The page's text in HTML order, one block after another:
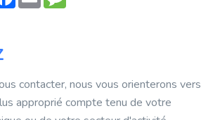
contacter, nous vous orienterons vers
approprié compte tenu de votre